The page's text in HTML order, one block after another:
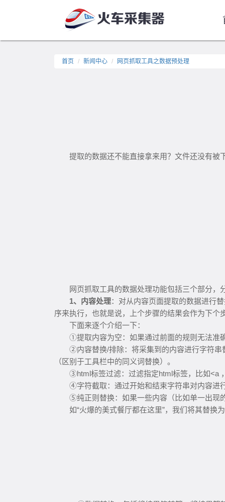
首页 新闻中心 网页抓取工具之数据预处理
提取的数据还不能直接拿来用？文件还没有被
网页抓取工具的数据处理功能包括三个部分
1、内容处理：对从内容页面提取的数据进行
序来执行，也就是说，上个步骤的结果会作为下个
下面来逐个介绍一下：
①提取内容为空：如果通过前面的规则无法准
②内容替换/排除：将采集到的内容进行字符串
（区别于工具栏中的同义词替换）。
③html标签过滤：过滤指定html标签，比如<a
④字符截取：通过开始和结束字符串对内容进
⑤纯正则替换：如果一些内容（比如单一出现
如“火爆的美式餐厅都在这里”，我们将其替换